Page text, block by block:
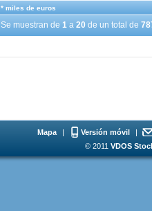
* miles de euros
Se muestran de 1 a 20 de un total de
Mapa | Versión móvil
|
© 2011 VDOS